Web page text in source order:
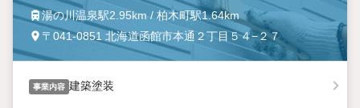
湯の川温泉駅2.95km / 柏木町駅1.64km
〒041-0851 北海道函館市本通２丁目５４−２７
事業内容 建築塗装